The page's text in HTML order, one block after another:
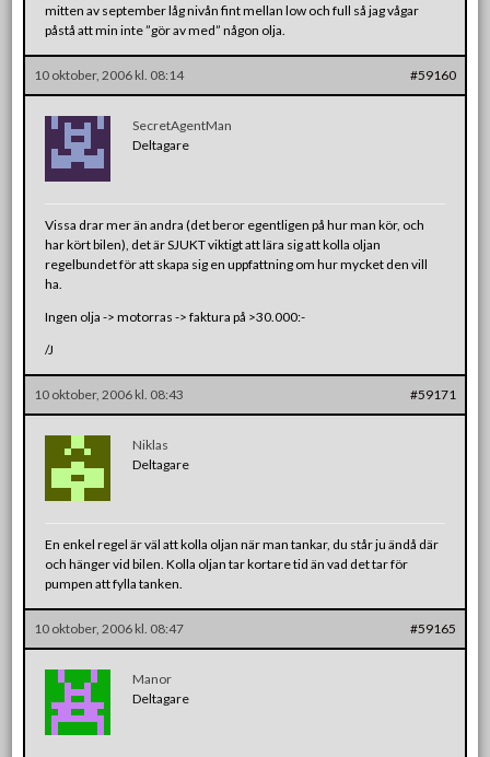
mitten av september låg nivån fint mellan low och full så jag vågar
påstå att min inte ”gör av med” någon olja.
10 oktober, 2006 kl. 08:14 #59160
SecretAgentMan
Deltagare
Vissa drar mer än andra (det beror egentligen på hur man kör, och
har kört bilen), det är SJUKT viktigt att lära sig att kolla oljan
regelbundet för att skapa sig en uppfattning om hur mycket den vill
ha.
Ingen olja -> motorras -> faktura på >30.000:-
/J
10 oktober, 2006 kl. 08:43 #59171
Niklas
Deltagare
En enkel regel är väl att kolla oljan när man tankar, du står ju ändå där
och hänger vid bilen. Kolla oljan tar kortare tid än vad det tar för
pumpen att fylla tanken.
10 oktober, 2006 kl. 08:47 #59165
Manor
Deltagare